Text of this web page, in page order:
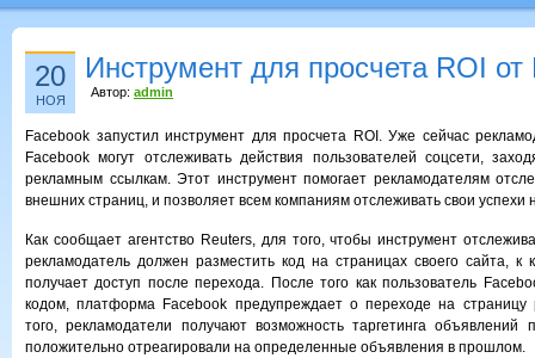
20
НОЯ
Инструмент для просчета ROI от
Автор: admin
Facebook запустил инструмент для просчета ROI. Уже сейчас
Facebook могут отслеживать действия пользователей соцсети,
рекламным ссылкам. Этот инструмент помогает рекламодателям
внешних страниц, и позволяет всем компаниям отслеживать свои успехи
Как сообщает агентство Reuters, для того, чтобы инструмент
рекламодатель должен разместить код на страницах своего сайта, к
получает доступ после перехода. После того как пользователь
кодом, платформа Facebook предупреждает о переходе на страницу
того, рекламодатели получают возможность таргетинга объявлений
положительно отреагировали на определенные объявления в прошлом.